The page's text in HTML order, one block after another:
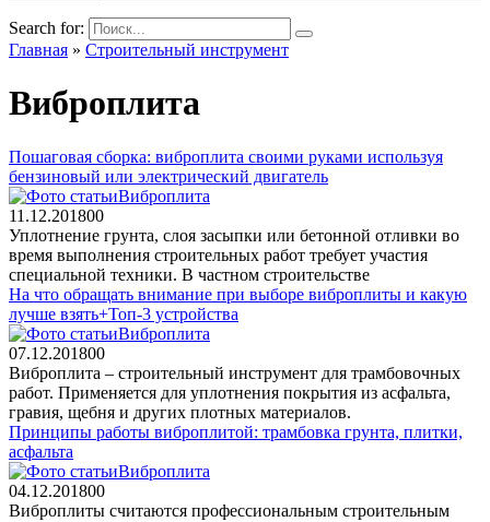
Search for:
Главная » Строительный инструмент
Виброплита
Пошаговая сборка: виброплита своими руками используя
бензиновый или электрический двигатель
Виброплита
11.12.201800
Уплотнение грунта, слоя засыпки или бетонной отливки во
время выполнения строительных работ требует участия
специальной техники. В частном строительстве
На что обращать внимание при выборе виброплиты и какую
лучше взять+Топ-3 устройства
Виброплита
07.12.201800
Виброплита – строительный инструмент для трамбовочных
работ. Применяется для уплотнения покрытия из асфальта,
гравия, щебня и других плотных материалов.
Принципы работы виброплитой: трамбовка грунта, плитки,
асфальта
Виброплита
04.12.201800
Виброплиты считаются профессиональным строительным